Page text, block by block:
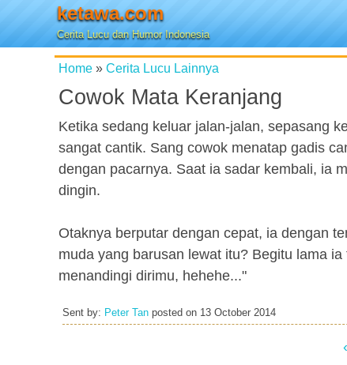
ketawa.com
Cerita Lucu dan Humor Indonesia
Home » Cerita Lucu Lainnya
Cowok Mata Keranjang
Ketika sedang keluar jalan-jalan, sepasang
sangat cantik. Sang cowok menatap gadis
dengan pacarnya. Saat ia sadar kembali, ia
dingin.
Otaknya berputar dengan cepat, ia dengan
muda yang barusan lewat itu? Begitu lama
menandingi dirimu, hehehe..."
Sent by: Peter Tan posted on 13 October 2014